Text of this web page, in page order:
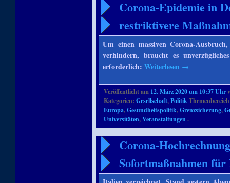
Corona-Epidemie in
restriktivere
Um einen massiven Corona-
verhindern, braucht es
erforderlich:Weiterlesen →
Veröffentlicht am 12. März 2020 um 10:37 Uhr
Kategorien:Gesellschaft,Politik
Europa,Gesundheitspolitik,Grenzsicherung,
Universitäten,Veranstaltungen.
Corona-
Sofortmaßnahmen für